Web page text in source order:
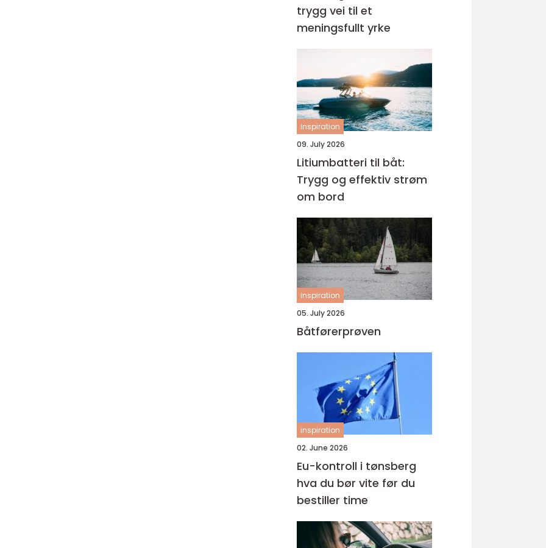
trygg vei til et
meningsfullt yrke
inspiration
09. July 2026
Litiumbatteri til båt:
Trygg og effektiv strøm
om bord
inspiration
05. July 2026
Båtførerprøven
inspiration
02. June 2026
Eu-kontroll i tønsberg
hva du bør vite før du
bestiller time